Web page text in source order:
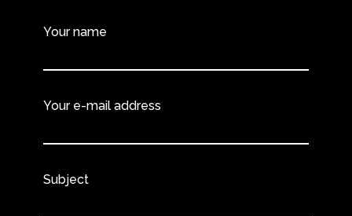
Your name
Your e-mail address
Subject